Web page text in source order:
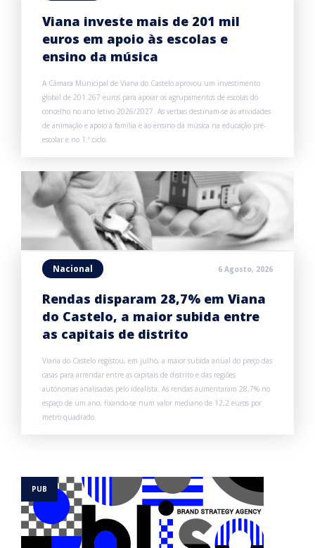
Viana investe mais de 201 mil
euros em apoio às escolas e
ensino da música
A Câmara Municipal de Viana do Castelo aprovou um investimento
global de 201.267 euros para apoiar os agrupamentos de escolas do
concelho no ano letivo 2026/2027. As verbas destinam-se às atividades
de animação e apoio à família e ao ensino da música na educação pré-
escolar e no 1.º ciclo.
Nacional 6 Agosto, 2026
Rendas disparam 28,7% em Viana
do Castelo, a maior subida entre
as capitais de distrito
Viana do Castelo registou, em julho, a maior subida anual do preço das
casas para arrendar entre as capitais de distrito e das regiões
autónomas analisadas pelo idealista. As rendas aumentaram 28,7% no
espaço de um ano, fixando-se num valor mediano de 12,2 euros por
metro quadrado.